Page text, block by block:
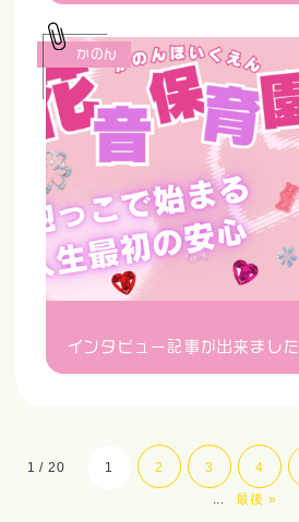
インタビュー記事が出来ました
かのん
1 / 20 1 2 3 4
... 最後 »